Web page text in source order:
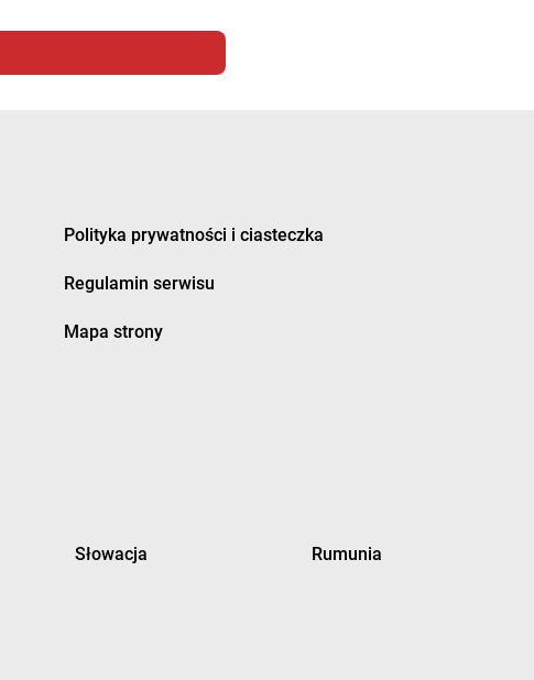
Polityka prywatności i ciasteczka
Regulamin serwisu
Mapa strony
Słowacja Rumunia